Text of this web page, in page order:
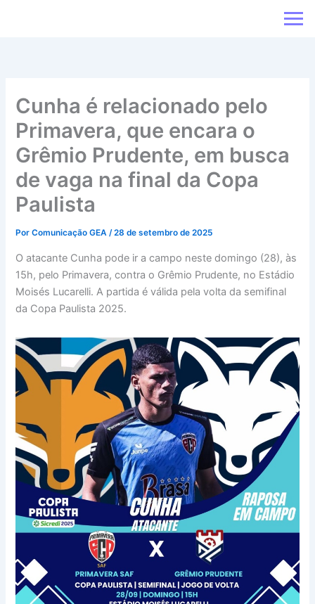
Cunha é relacionado pelo
Primavera, que encara o
Grêmio Prudente, em busca
de vaga na final da Copa
Paulista
PorComunicação GEA/28 de setembro de 2025
O atacante Cunha pode ir a campo neste domingo (28), às
15h, pelo Primavera, contra o Grêmio Prudente, no Estádio
Moisés Lucarelli. A partida é válida pela volta da semifinal
da Copa Paulista 2025.